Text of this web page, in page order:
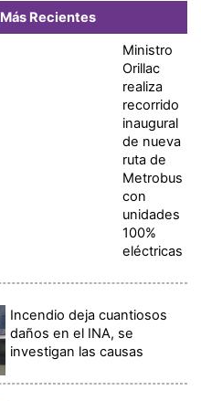
Más Recientes
Ministro
Orillac
realiza
recorrido
inaugural
de nueva
ruta de
Metrobus
con
unidades
100%
eléctricas
Incendio deja cuantiosos
daños en el INA, se
investigan las causas